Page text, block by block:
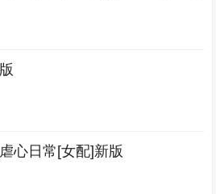
心日常[女配]新版